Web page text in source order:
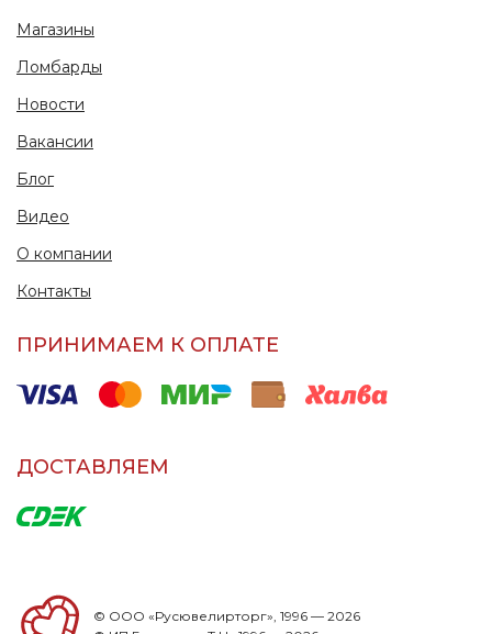
Магазины
Ломбарды
Новости
Вакансии
Блог
Видео
О компании
Контакты
ПРИНИМАЕМ К ОПЛАТЕ
ДОСТАВЛЯЕМ
© ООО «Русювелирторг», 1996 — 2026